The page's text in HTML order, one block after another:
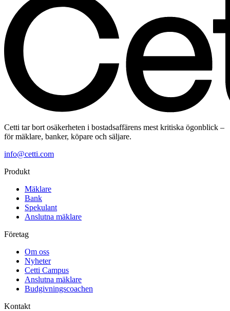
Cetti tar bort osäkerheten i bostadsaffärens mest kritiska ögonblick –
för mäklare, banker, köpare och säljare.
info@cetti.com
Produkt
Mäklare
Bank
Spekulant
Anslutna mäklare
Företag
Om oss
Nyheter
Cetti Campus
Anslutna mäklare
Budgivningscoachen
Kontakt